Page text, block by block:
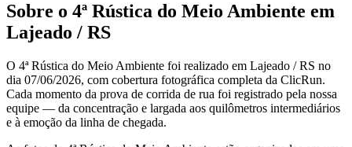
Sobre o 4ª Rústica do Meio Ambiente em
Lajeado / RS
O 4ª Rústica do Meio Ambiente foi realizado em Lajeado / RS no
dia 07/06/2026, com cobertura fotográfica completa da ClicRun.
Cada momento da prova de corrida de rua foi registrado pela nossa
equipe — da concentração e largada aos quilômetros intermediários
e à emoção da linha de chegada.